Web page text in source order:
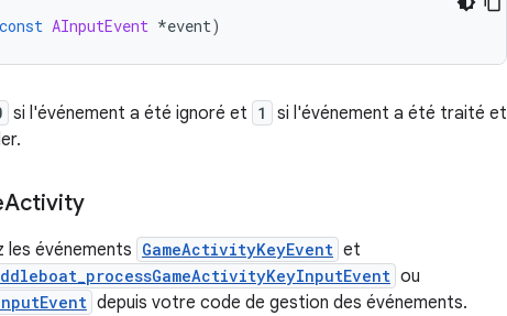
const AInputEvent *event)
si l'événement a été ignoré et 1
si l'événement a été traité et
Activity
événements GameActivityKeyEvent et
ou
depuis votre code de gestion des événements.